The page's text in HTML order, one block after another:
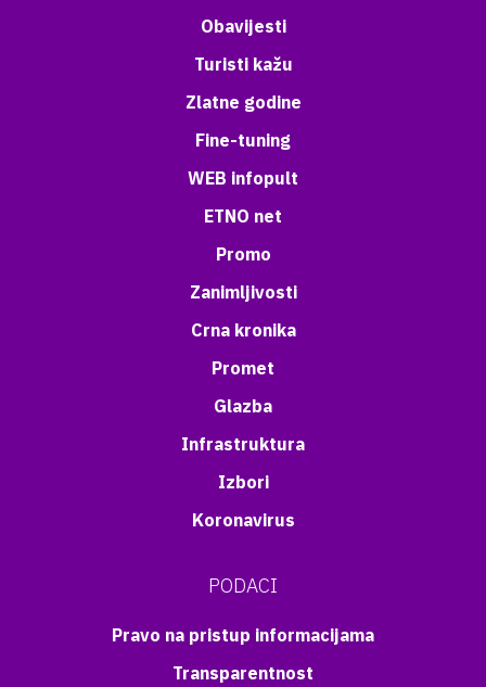
Obavijesti
Turisti kažu
Zlatne godine
Fine-tuning
WEB infopult
ETNO net
Promo
Zanimljivosti
Crna kronika
Promet
Glazba
Infrastruktura
Izbori
Koronavirus
PODACI
Pravo na pristup informacijama
Transparentnost